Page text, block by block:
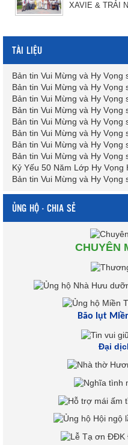
XAVIE & TRẢI
TÀI LIỆU
Bản tin Vui Mừng và Hy Vọng
Bản tin Vui Mừng và Hy Vọng
Bản tin Vui Mừng và Hy Vọng
Bản tin Vui Mừng và Hy Vọng
Bản tin Vui Mừng và Hy Vọng
Bản tin Vui Mừng và Hy Vọng
Bản tin Vui Mừng và Hy Vọng
Bản tin Vui Mừng và Hy Vọng
Kỷ Yếu 50 Năm Lớp Hy Vọng
Bản tin Vui Mừng và Hy Vọng
ỦNG HỘ - CHIA SẺ
CHUYÊN
Bão lụt
Đại